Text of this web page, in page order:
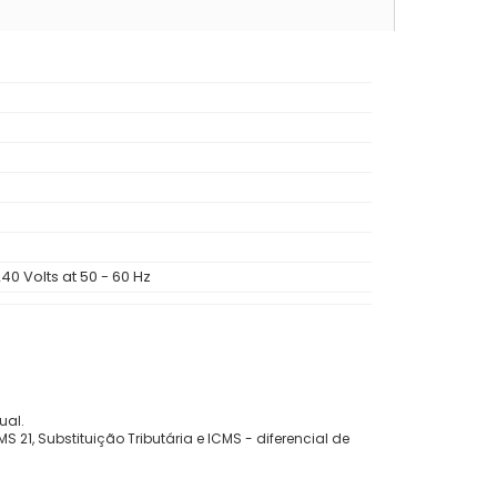
Volts at 50 - 60 Hz
21, Substituição Tributária e ICMS - diferencial de